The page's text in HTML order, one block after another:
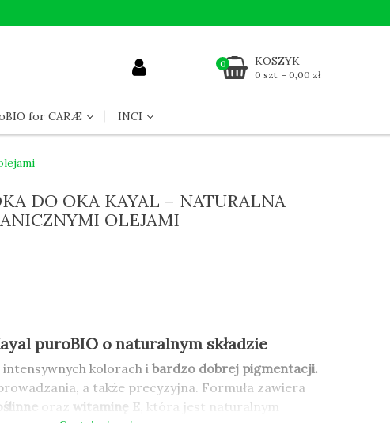
KOSZYK
0 szt. - 0,00 zł
0
for CARÆ INCI
DO OKA KAYAL – NATURALNA
OLEJAMI
puroBIO o naturalnym składzie
kolorach i bardzo dobrej pigmentacji.
a także precyzyjna. Formuła zawiera
oraz witaminę E , która jest naturalnym